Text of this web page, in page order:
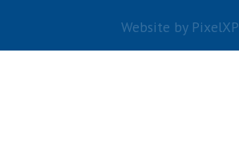
Website by PixelXP